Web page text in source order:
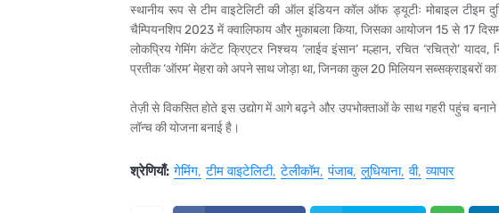
स्थानीय रूप से टीम वाइटेलिटी की ऑल इंडियन कॉल ऑफ ड्यूटीः मोबाइल टीइम
चैम्पियनशिप 2023 में क्वालिफाय और मुकाबला किया, जिसका आयोजन 15 से 17
लोकप्रिय गेमिंग कंटेंट क्रिएटर निश्चय ‘लाईव इंसान’ मल्हान, रचित ‘रचित्रो’
प्रतीक ‘ऑरम’ मेहरा को अपने साथ जोड़ा था, जिनका कुल 20 मिलियन सब्सक्राइबरों
तेज़ी से विकसित होते इस उद्योग में आगे बढ़ने और उपभोक्ताओं के साथ गहरी पहुंच
लॉन्च की योजना बनाई है।
श्रेणियाँ: गेमिंग टीम वाइटेलिटी टेलीकॉम पंजाब लुधियाना वी व्यापार